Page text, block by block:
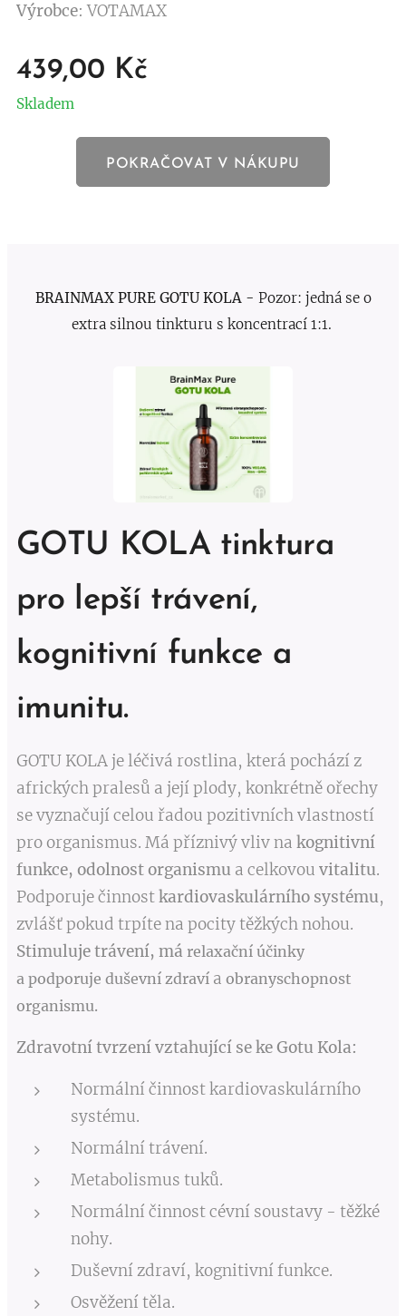
Výrobce: VOTAMAX
439,00 Kč
Skladem
POKRAČOVAT V NÁKUPU
BRAINMAX PURE GOTU KOLA - Pozor: jedná se o
extra silnou tinkturu s koncentrací 1:1.
GOTU KOLA tinktura
pro lepší trávení,
kognitivní funkce a
imunitu.
GOTU KOLA je léčivá rostlina, která pochází z
afrických pralesů a její plody, konkrétně ořechy
se vyznačují celou řadou pozitivních vlastností
pro organismus. Má příznivý vliv na kognitivní
funkce, odolnost organismu a celkovou vitalitu.
Podporuje činnostkardiovaskulárního systému,
zvlášť pokud trpíte na pocity těžkých nohou.
Stimuluje trávení, má relaxační účinky
a podporuje duševní zdraví a obranyschopnost
organismu.
Zdravotní tvrzení vztahující se ke Gotu Kola:
Normální činnost kardiovaskulárního
systému.
Normální trávení.
Metabolismus tuků.
Normální činnost cévní soustavy - těžké
nohy.
Duševní zdraví, kognitivní funkce.
Osvěžení těla.